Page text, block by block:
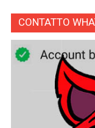
CONTATTO